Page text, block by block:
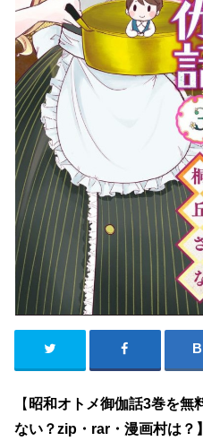
【昭和オトメ御伽話3巻を無
ない？zip・rar・漫画村は？】